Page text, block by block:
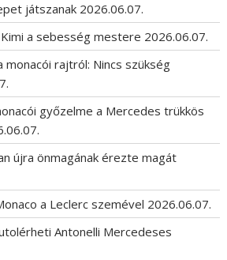
játszanak 2026.06.07.
a sebesség mestere 2026.06.07.
monacói rajtról: Nincs szükség
győzelme a Mercedes trükkös
újra önmagának érezte magát
a Leclerc szemével 2026.06.07.
Antonelli Mercedeses